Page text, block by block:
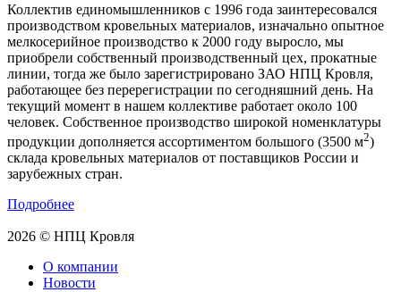
Коллектив единомышленников с 1996 года заинтересовался
производством кровельных материалов, изначально опытное
мелкосерийное производство к 2000 году выросло, мы
приобрели собственный производственный цех, прокатные
линии, тогда же было зарегистрировано ЗАО НПЦ Кровля,
работающее без перерегистрации по сегодняшний день. На
текущий момент в нашем коллективе работает около 100
человек. Собственное производство широкой номенклатуры
продукции дополняется ассортиментом большого (3500 м2)
склада кровельных материалов от поставщиков России и
зарубежных стран.
Подробнее
2026 © НПЦ Кровля
О компании
Новости